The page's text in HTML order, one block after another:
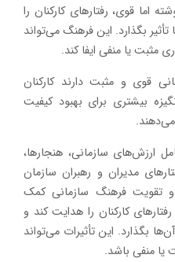
اما قوی، رفتارهای کارکنان را
بگذارد. این فرهنگ می‌تواند
یا منفی ایفا کند.
قوی و مثبت دارند کارکنان
بیشتری برای بهبود کیفیت
ارزش‌های سازمانی، هنجارها،
مدیران و رهبران سازمان
تقویت فرهنگ سازمانی کمک
کارکنان را هدایت کند و
بگذارد. این تأثیرات می‌تواند
یا منفی باشد.